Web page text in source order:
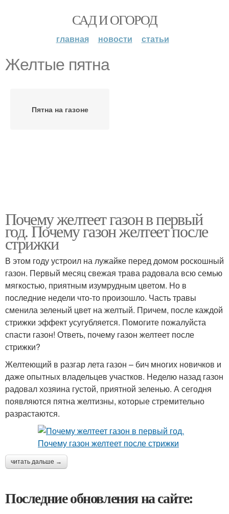
САД И ОГОРОД
главная новости статьи
Желтые пятна
Пятна на газоне
Почему желтеет газон в первый
год. Почему газон желтеет после
стрижки
В этом году устроил на лужайке перед домом роскошный
газон. Первый месяц свежая трава радовала всю семью
мягкостью, приятным изумрудным цветом. Но в
последние недели что-то произошло. Часть травы
сменила зеленый цвет на желтый. Причем, после каждой
стрижки эффект усугубляется. Помогите пожалуйста
спасти газон! Ответь, почему газон желтеет после
стрижки?
Желтеющий в разгар лета газон – бич многих новичков и
даже опытных владельцев участков. Неделю назад газон
радовал хозяина густой, приятной зеленью. А сегодня
появляются пятна желтизны, которые стремительно
разрастаются.
читать дальше →
Последние обновления на сайте: